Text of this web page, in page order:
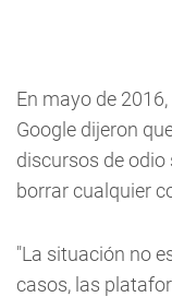
En mayo de
Google dijeron
discursos de
borrar cualquier
"La situación no
casos, las